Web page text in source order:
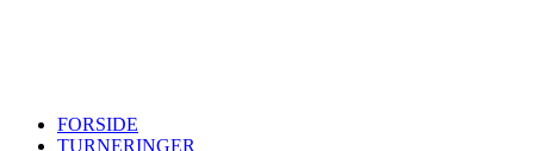
FORSIDE
TURNERINGER